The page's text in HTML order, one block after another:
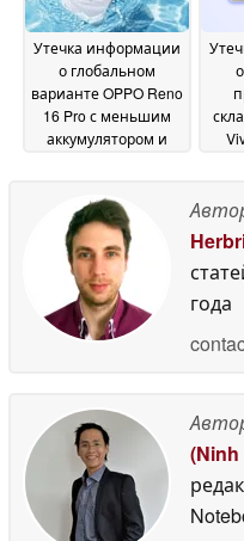
Утечка информации
о глобальном
варианте OPPO Reno
16 Pro с меньшим
аккумулятором и
года